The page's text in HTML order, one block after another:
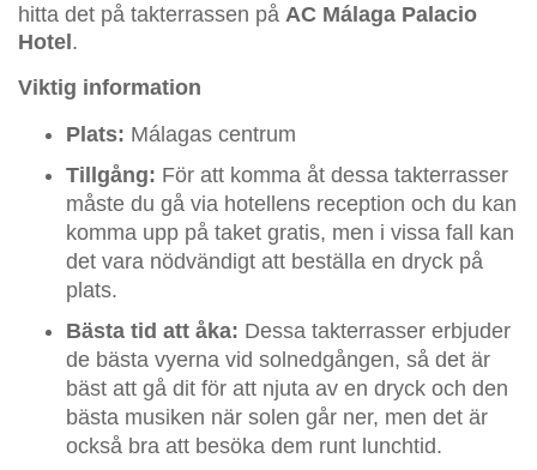
hitta det på takterrassen på AC Málaga Palacio
Hotel.
Viktig information
Plats: Málagas centrum
Tillgång: För att komma åt dessa takterrasser
måste du gå via hotellens reception och du kan
komma upp på taket gratis, men i vissa fall kan
det vara nödvändigt att beställa en dryck på
plats.
Bästa tid att åka: Dessa takterrasser erbjuder
de bästa vyerna vid solnedgången, så det är
bäst att gå dit för att njuta av en dryck och den
bästa musiken när solen går ner, men det är
också bra att besöka dem runt lunchtid.